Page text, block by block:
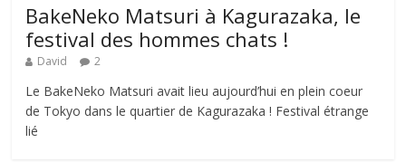
BakeNeko Matsuri à Kagurazaka, le
festival des hommes chats !
David 2
Le BakeNeko Matsuri avait lieu aujourd’hui en plein coeur
de Tokyo dans le quartier de Kagurazaka ! Festival étrange
lié